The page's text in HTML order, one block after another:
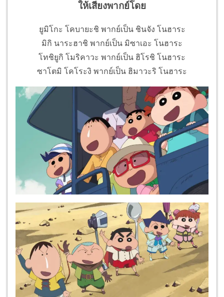
ให้เสียงพากย์โดย
ยูมิโกะ โคบายะชิ พากย์เป็น ชินจัง โนฮาระ
มิกิ นาระฮาชิ พากย์เป็น มิซาเอะ โนฮาระ
โทชิยูกิ โมริคาวะ พากย์เป็น ฮิโรชิ โนฮาระ
ซาโตมิ โคโระงิ พากย์เป็น ฮิมาวะริ โนฮาระ